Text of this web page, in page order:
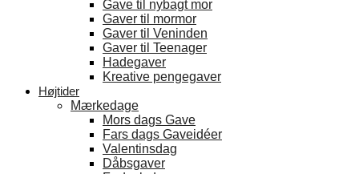
Gave til nybagt mor
Gaver til mormor
Gaver til Veninden
Gaver til Teenager
Hadegaver
Kreative pengegaver
Højtider
Mærkedage
Mors dags Gave
Fars dags Gaveidéer
Valentinsdag
Dåbsgaver